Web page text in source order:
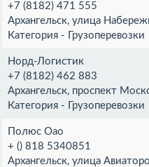
+7 (8182) 471 555
Архангельск, улица
Категория - Грузоперевозки
Норд-Логистик
+7 (8182) 462 883
Архангельск, проспект
Категория - Грузоперевозки
Полюс Оао
+ () 818 5340851
Архангельск, улица